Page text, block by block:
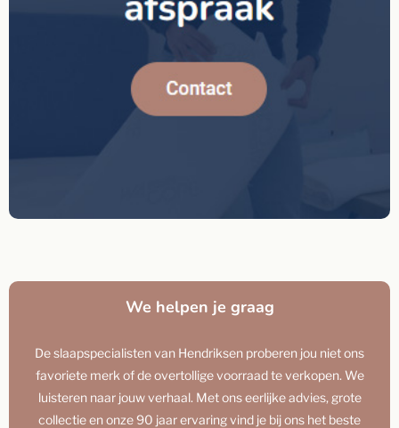
We helpen je graag
De slaapspecialisten van Hendriksen proberen jou niet ons
favoriete merk of de overtollige voorraad te verkopen. We
luisteren naar jouw verhaal. Met ons eerlijke advies, grote
collectie en onze 90 jaar ervaring vind je bij ons het beste